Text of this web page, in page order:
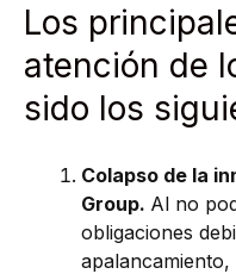
Los
atención de
sido los
Colapso de la
Group. Al no
obligaciones